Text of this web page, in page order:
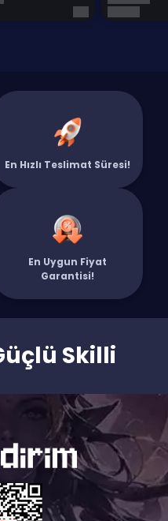
En Hızlı Teslimat Süresi!
En Uygun Fiyat
Garantisi!
Skilli